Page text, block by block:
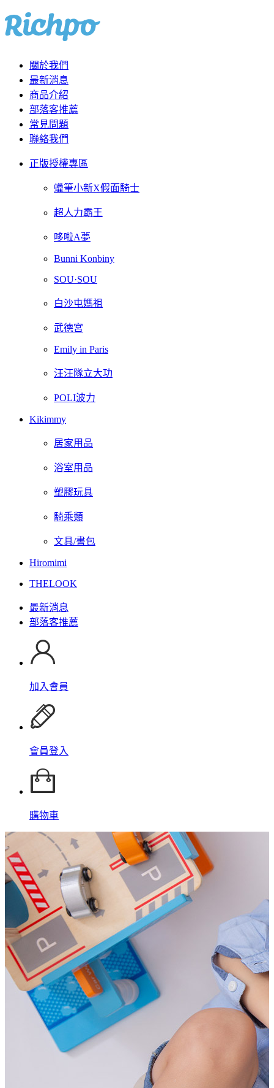
關於我們
最新消息
商品介紹
部落客推薦
常見問題
聯絡我們
正版授權專區
蠟筆小新X假面騎士
超人力霸王
哆啦A夢
Bunni Konbiny
SOU·SOU
白沙屯媽祖
武德宮
Emily in Paris
汪汪隊立大功
POLI波力
Kikimmy
居家用品
浴室用品
塑膠玩具
騎乘類
文具/書包
Hiromimi
THELOOK
最新消息
部落客推薦
加入會員
會員登入
購物車